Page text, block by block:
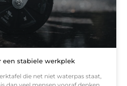
een stabiele werkplek
die net niet waterpas staat,